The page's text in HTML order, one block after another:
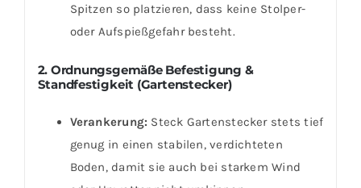
Spitzen so platzieren, dass keine Stolper-
oder Aufspießgefahr besteht.
2. Ordnungsgemäße Befestigung &
Standfestigkeit (Gartenstecker)
Verankerung: Steck Gartenstecker stets tief
genug in einen stabilen, verdichteten
Boden, damit sie auch bei starkem Wind